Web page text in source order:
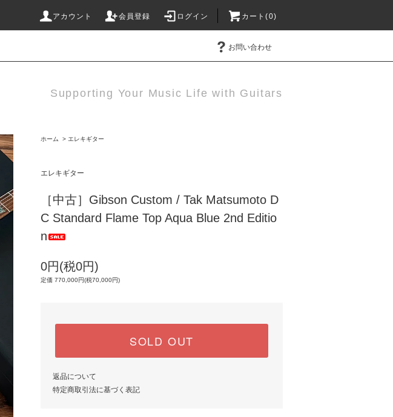
アカウント 会員登録 ログイン カート(0)
お問い合わせ
Supporting Your Music Life with Guitars
ホーム > エレキギター
エレキギター
［中古］Gibson Custom / Tak Matsumoto D
C Standard Flame Top Aqua Blue 2nd Editio
n
0円(税0円)
定価 770,000円(税70,000円)
SOLD OUT
返品について
特定商取引法に基づく表記